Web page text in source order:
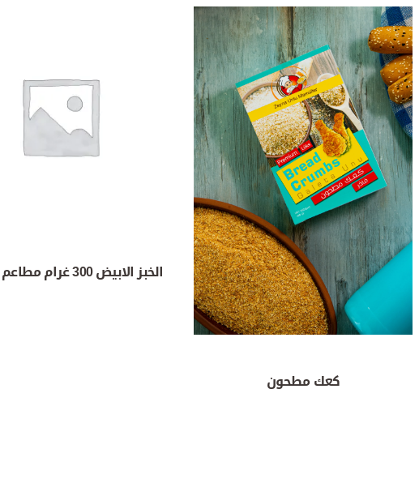
الخبز الابيض 300 غرام مطاعم 6 أرغفة
كعك مطحون